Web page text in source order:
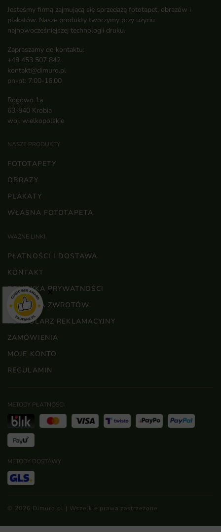
Jesteśmy firmą zajmującą się sprzedażą fototapet, obrazów i
plakatów. Nasze produkty tworzymy przy użyciu
najnowocześniejszej technologii druku.
Zapraszamy do kontaktu:
+48 453 507 842
kontakt@dimuro.pl
pn-pt: 7:00-16:00
Rogowo 1a
63-840 Krobia
woj. wielkopolskie
NASZE PRODUKTY
FOTOTAPETY
OBRAZY
PLAKATY
WŁASNA FOTOTAPETA
WAŻNE LINKI
PŁATNOŚCI I DOSTAWA
KONTAKT
POLITYKA PRYWATNOŚCI
POLITYKA ZWROTÓW
FORMULARZ REKLAMACYJNY
ZAMÓWIENIA
MOJE KONTO
REGULAMIN
METODY PŁATNOŚCI
METODY DOSTAWY
© 2026 Dimuro.pl | Wszelkie prawa zastrzeżone
×